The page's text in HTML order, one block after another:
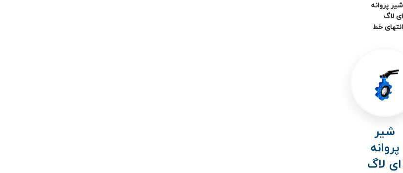
شیر پروانه
ای لاگ
انتهای خط
شیر
پروانه
ای لاگ